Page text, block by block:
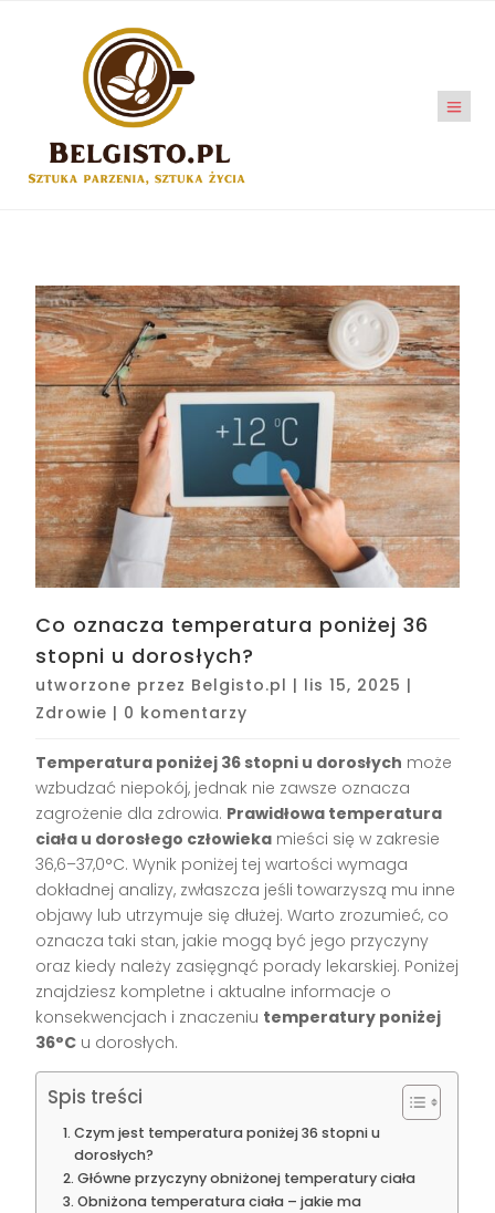
Co oznacza temperatura poniżej 36
stopni u dorosłych?
utworzone przez Belgisto.pl | lis 15, 2025 |
Zdrowie | 0 komentarzy
Temperatura poniżej 36 stopni u dorosłych może
wzbudzać niepokój, jednak nie zawsze oznacza
zagrożenie dla zdrowia. Prawidłowa temperatura
ciała u dorosłego człowieka mieści się w zakresie
36,6–37,0°C. Wynik poniżej tej wartości wymaga
dokładnej analizy, zwłaszcza jeśli towarzyszą mu inne
objawy lub utrzymuje się dłużej. Warto zrozumieć, co
oznacza taki stan, jakie mogą być jego przyczyny
oraz kiedy należy zasięgnąć porady lekarskiej. Poniżej
znajdziesz kompletne i aktualne informacje o
konsekwencjach i znaczeniu temperatury poniżej
36°C u dorosłych.
Spis treści
Czym jest temperatura poniżej 36 stopni u
dorosłych?
Główne przyczyny obniżonej temperatury ciała
Obniżona temperatura ciała – jakie ma